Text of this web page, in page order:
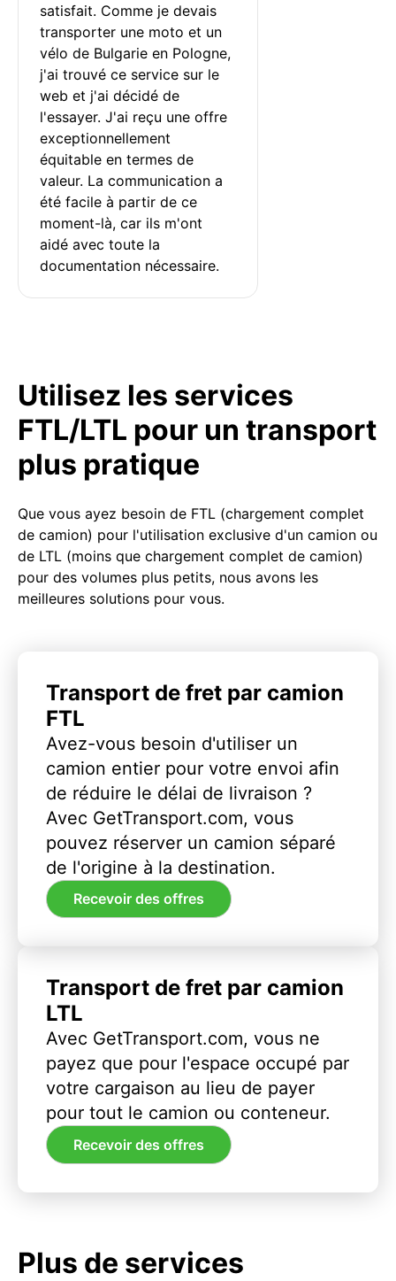
satisfait. Comme je devais
transporter une moto et un
vélo de Bulgarie en Pologne,
j'ai trouvé ce service sur le
web et j'ai décidé de
l'essayer. J'ai reçu une offre
exceptionnellement
équitable en termes de
valeur. La communication a
été facile à partir de ce
moment-là, car ils m'ont
aidé avec toute la
documentation nécessaire.
Utilisez les services
FTL/LTL pour un transport
plus pratique
Que vous ayez besoin de FTL (chargement complet
de camion) pour l'utilisation exclusive d'un camion ou
de LTL (moins que chargement complet de camion)
pour des volumes plus petits, nous avons les
meilleures solutions pour vous.
Transport de fret par camion
FTL
Avez-vous besoin d'utiliser un
camion entier pour votre envoi afin
de réduire le délai de livraison ?
Avec GetTransport.com, vous
pouvez réserver un camion séparé
de l'origine à la destination.
Recevoir des offres
Transport de fret par camion
LTL
Avec GetTransport.com, vous ne
payez que pour l'espace occupé par
votre cargaison au lieu de payer
pour tout le camion ou conteneur.
Recevoir des offres
Plus de services